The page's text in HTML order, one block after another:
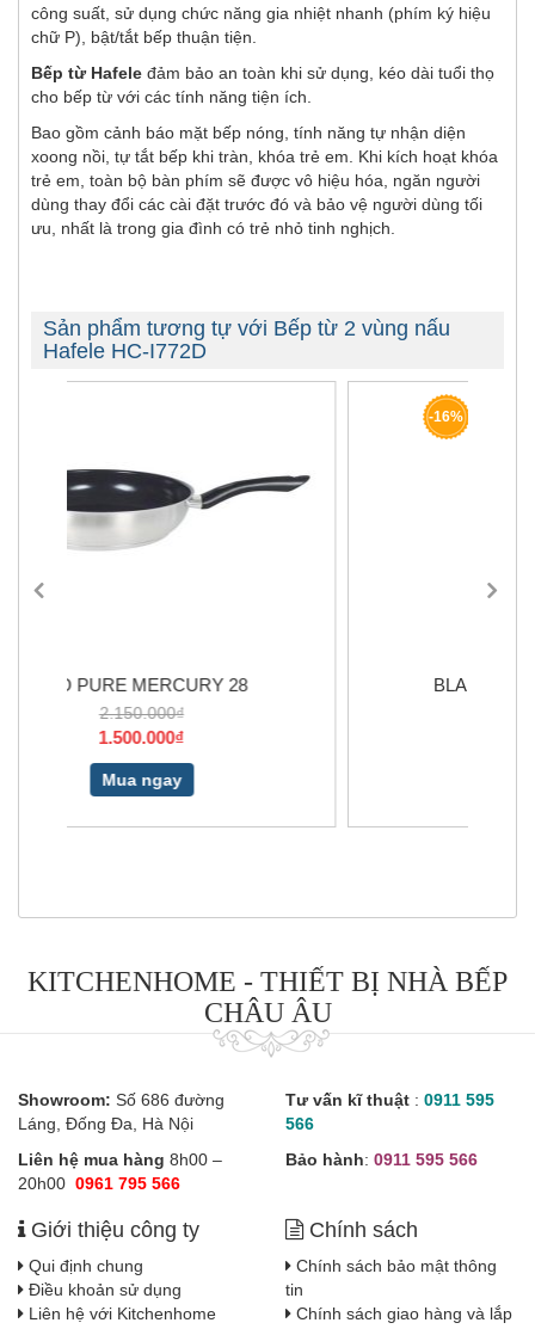
công suất, sử dụng chức năng gia nhiệt nhanh (phím ký hiệu
chữ P), bật/tắt bếp thuận tiện.
Bếp từ Hafele đảm bảo an toàn khi sử dụng, kéo dài tuổi thọ
cho bếp từ với các tính năng tiện ích.
Bao gồm cảnh báo mặt bếp nóng, tính năng tự nhận diện
xoong nồi, tự tắt bếp khi tràn, khóa trẻ em. Khi kích hoạt khóa
trẻ em, toàn bộ bàn phím sẽ được vô hiệu hóa, ngăn người
dùng thay đổi các cài đặt trước đó và bảo vệ người dùng tối
ưu, nhất là trong gia đình có trẻ nhỏ tinh nghịch.
Sản phẩm tương tự với Bếp từ 2 vùng nấu
Hafele HC-I772D
BLANCOZIA 8S 565.76.950
KITCHENHOME - THIẾT BỊ NHÀ BẾP
CHÂU ÂU
Showroom: Số 686 đường
Láng, Đống Đa, Hà Nội
Liên hệ mua hàng 8h00 –
20h00 0961 795 566
Tư vấn kĩ thuật : 0911 595
566
Bảo hành: 0911 595 566
Giới thiệu công ty
Qui định chung
Điều khoản sử dụng
Liên hệ với Kitchenhome
Chính sách
Chính sách bảo mật thông
tin
Chính sách giao hàng và lắp